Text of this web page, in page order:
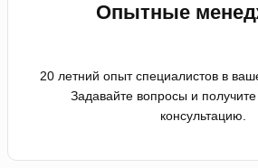
Опытные
20 летний опыт специалистов в
Задавайте вопросы и
консультацию.